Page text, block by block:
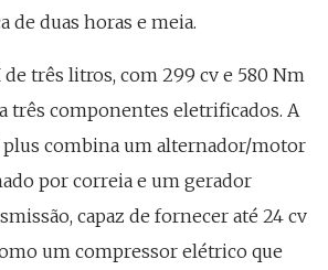
de duas horas e meia.
de três litros, com 299 cv e 580 Nm
três componentes eletrificados. A
plus combina um alternador/motor
por correia e um gerador
capaz de fornecer até 24 cv
um compressor elétrico que